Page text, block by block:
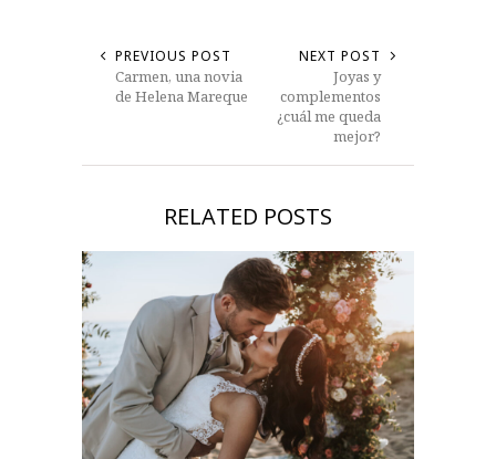
PREVIOUS POST
Carmen, una novia
de Helena Mareque
NEXT POST
Joyas y
complementos
¿cuál me queda
mejor?
RELATED POSTS